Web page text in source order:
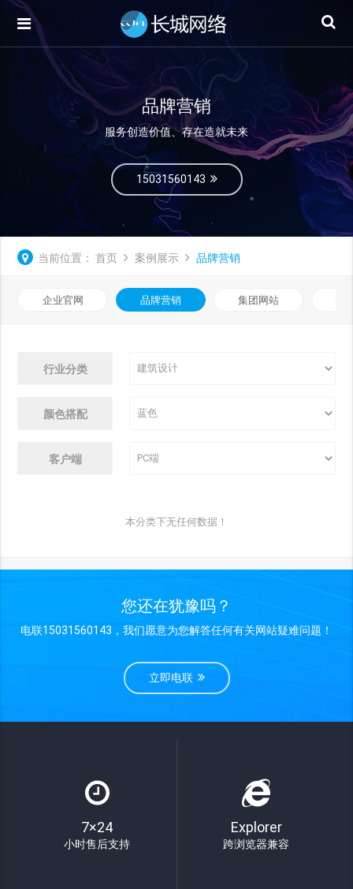
品牌营销
服务创造价值、存在造就未来
15031560143
当前位置： 首页 案例展示 品牌营销
企业官网 品牌营销 集团网站
行业分类
颜色搭配
客户端
本分类下无任何数据！
您还在犹豫吗？
电联15031560143，我们愿意为您解答任何有关网站疑难问题！
立即电联
7×24
小时售后支持
Explorer
跨浏览器兼容